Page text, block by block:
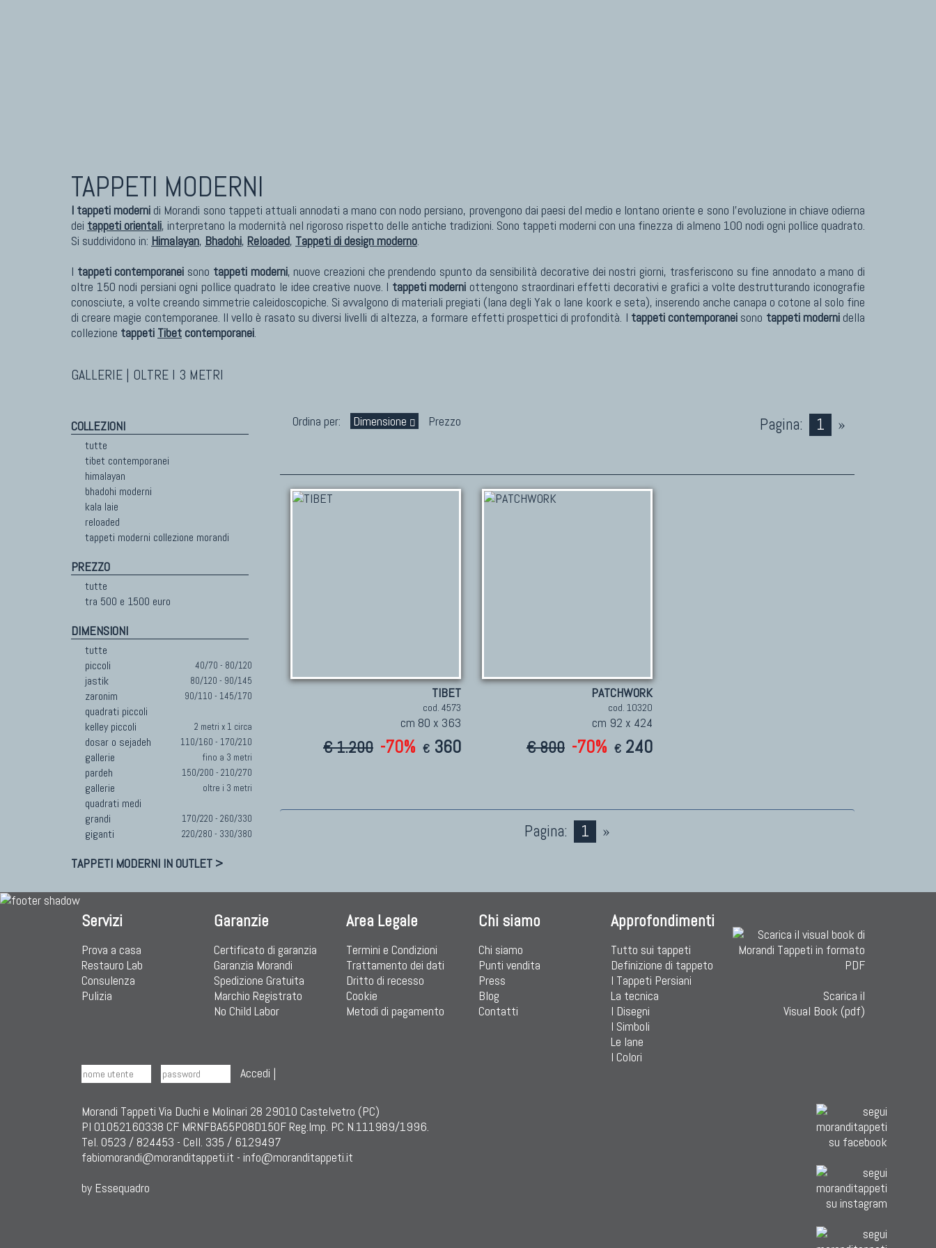
TAPPETI MODERNI
I tappeti moderni di Morandi sono tappeti attuali annodati a mano con nodo persiano, provengono dai paesi del medio e lontano oriente e sono l'evoluzione in chiave odierna
dei tappeti orientali, interpretano la modernità nel rigoroso rispetto delle antiche tradizioni. Sono tappeti moderni con una finezza di almeno 100 nodi ogni pollice quadrato.
Si suddividono in: Himalayan, Bhadohi, Reloaded, Tappeti di design moderno.
I tappeti contemporanei sono tappeti moderni, nuove creazioni che prendendo spunto da sensibilità decorative dei nostri giorni, trasferiscono su fine annodato a mano di
oltre 150 nodi persiani ogni pollice quadrato le idee creative nuove. I tappeti moderni ottengono straordinari effetti decorativi e grafici a volte destrutturando iconografie
conosciute, a volte creando simmetrie caleidoscopiche. Si avvalgono di materiali pregiati (lana degli Yak o lane koork e seta), inserendo anche canapa o cotone al solo fine
di creare magie contemporanee. Il vello è rasato su diversi livelli di altezza, a formare effetti prospettici di profondità. I tappeti contemporanei sono tappeti modernidella
collezione tappeti Tibet contemporanei.
GALLERIE | OLTRE I 3 METRI
COLLEZIONI
tutte
tibet contemporanei
himalayan
bhadohi moderni
kala laie
reloaded
tappeti moderni collezione morandi
PREZZO
tutte
tra 500 e 1500 euro
DIMENSIONI
tutte
piccoli
40/70 - 80/120
jastik 80/120 - 90/145
zaronim 90/110 - 145/170
quadrati piccoli
kelley piccoli
2 metri x 1 circa
dosar o sejadeh 110/160 - 170/210
gallerie fino a 3 metri
pardeh 150/200 - 210/270
gallerie oltre i 3 metri
quadrati medi
grandi
170/220 - 260/330
giganti 220/280 - 330/380
TAPPETI MODERNI IN OUTLET >
Ordina per: Dimensione Prezzo Pagina: 1 »
TIBET
cod. 4573
cm 80 x 363
€ 1.200 -70% € 360
PATCHWORK
cod. 10320
cm 92 x 424
€ 800 -70% € 240
Pagina: 1 »
Servizi
Prova a casa
Restauro Lab
Consulenza
Pulizia
Garanzie
Certificato di garanzia
Garanzia Morandi
Spedizione Gratuita
Marchio Registrato
No Child Labor
Area Legale
Termini e Condizioni
Trattamento dei dati
Dritto di recesso
Cookie
Metodi di pagamento
Chi siamo
Chi siamo
Punti vendita
Press
Blog
Contatti
Approfondimenti
Tutto sui tappeti
Definizione di tappeto
I Tappeti Persiani
La tecnica
I Disegni
I Simboli
Le lane
I Colori
Scarica il
Visual Book (pdf)
Accedi |
Morandi Tappeti Via Duchi e Molinari 28 29010 Castelvetro (PC)
PI 01052160338 CF MRNFBA55P08D150F Reg.Imp. PC N.111989/1996.
Tel. 0523 / 824453 - Cell. 335 / 6129497
fabiomorandi@moranditappeti.it - info@moranditappeti.it
by Essequadro